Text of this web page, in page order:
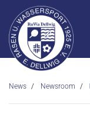
News Newsroom